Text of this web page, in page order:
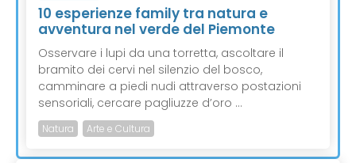
10 esperienze family tra natura e
avventura nel verde del Piemonte
Osservare i lupi da una torretta, ascoltare il
bramito dei cervi nel silenzio del bosco,
camminare a piedi nudi attraverso postazioni
sensoriali, cercare pagliuzze d’oro ...
Natura Arte e Cultura